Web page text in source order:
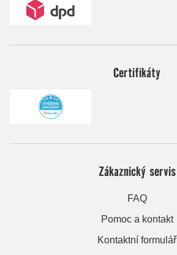
Certifikáty
Zákaznický servis
FAQ
Pomoc a kontakt
Kontaktní formulář